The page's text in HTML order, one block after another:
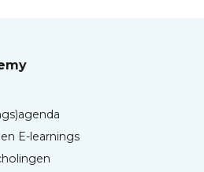
E-learnings